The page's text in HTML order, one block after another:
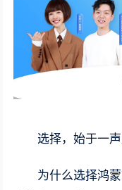
选择，始于一
为什么选择鸿